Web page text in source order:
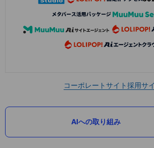
コーポレートサイト採用サ
AIへの取り組み